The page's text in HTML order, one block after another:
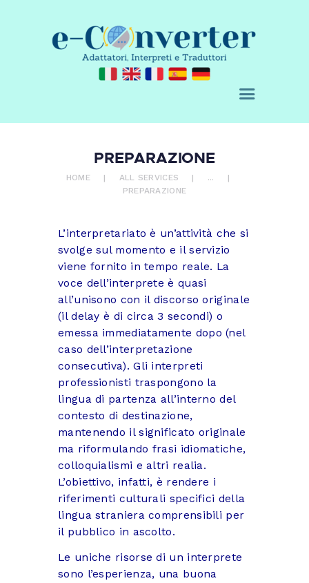
PREPARAZIONE
HOME ALL SERVICES
...
PREPARAZIONE
E-CONVERTER - AGENZIA DI
TRADUZIONE
Adattatori, Interpreti e Traduttori
SERVIZI
ACQUISTA
PREVENTIVO
CONTATTI
0 ITEMS
€ 0,00
L’interpretariato è un’attività che si
svolge sul momento e il servizio
viene fornito in tempo reale. La
voce dell’interprete è quasi
all’unisono con il discorso originale
(il delay è di circa 3 secondi) o
emessa immediatamente dopo (nel
caso dell’interpretazione
consecutiva). Gli interpreti
professionisti traspongono la
lingua di partenza all’interno del
contesto di destinazione,
mantenendo il significato originale
ma riformulando frasi idiomatiche,
colloquialismi e altri realia.
L’obiettivo, infatti, è rendere i
riferimenti culturali specifici della
lingua straniera comprensibili per
il pubblico in ascolto.
Le uniche risorse di un interprete
sono l’esperienza, una buona